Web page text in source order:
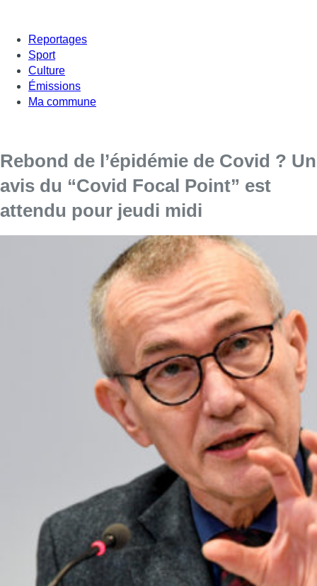
Reportages
Sport
Culture
Émissions
Ma commune
Rebond de l’épidémie de Covid ? Un
avis du “Covid Focal Point” est
attendu pour jeudi midi